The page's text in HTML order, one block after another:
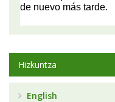
Hizkuntza
English